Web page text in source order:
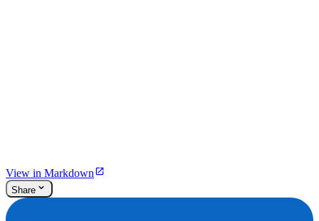
View in Markdown
Share